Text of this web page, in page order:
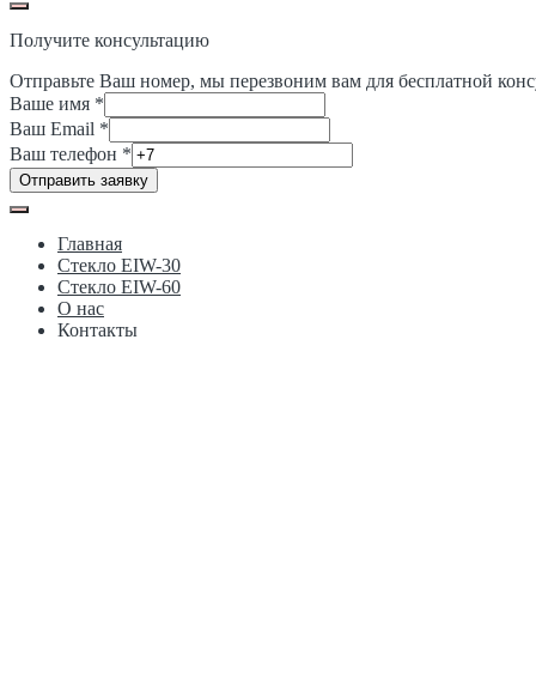
Получите консультацию
Отправьте Ваш номер, мы перезвоним вам для бесплатной
Ваше имя *
Ваше
Ваш
телефон
Ваш Email *
Ваш телефон *
Отправить заявку
Главная
Стекло EIW-30
Стекло EIW-60
О нас
Контакты